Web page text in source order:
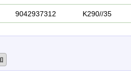
9042937312 K290//35